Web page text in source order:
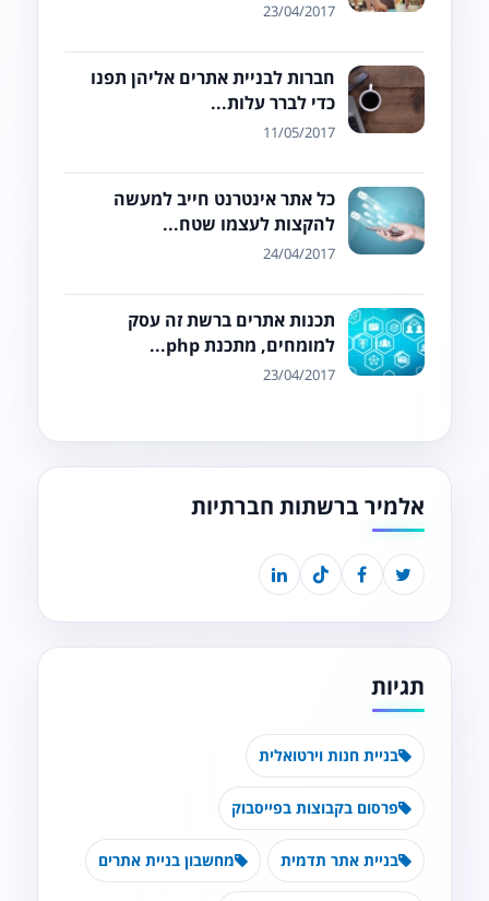
23/04/2017
חברות לבניית אתרים אליהן תפנו
כדי לברר עלות...
11/05/2017
כל אתר אינטרנט חייב למעשה
להקצות לעצמו שטח...
24/04/2017
תכנות אתרים ברשת זה עסק
למומחים, מתכנת php...
23/04/2017
אלמיר ברשתות חברתיות
תגיות
בניית חנות וירטואלית
פרסום בקבוצות בפייסבוק
בניית אתר תדמית מחשבון בניית אתרים